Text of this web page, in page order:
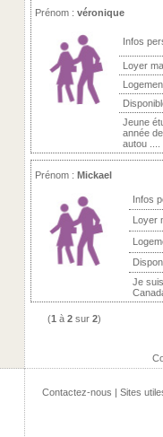
Prénom : véronique
Infos
Loyer
Jeune
année
autou ....
Prénom : Mickael
Infos
Loyer
Je
(1 à 2 sur 2)
Contactez-nous | Sites